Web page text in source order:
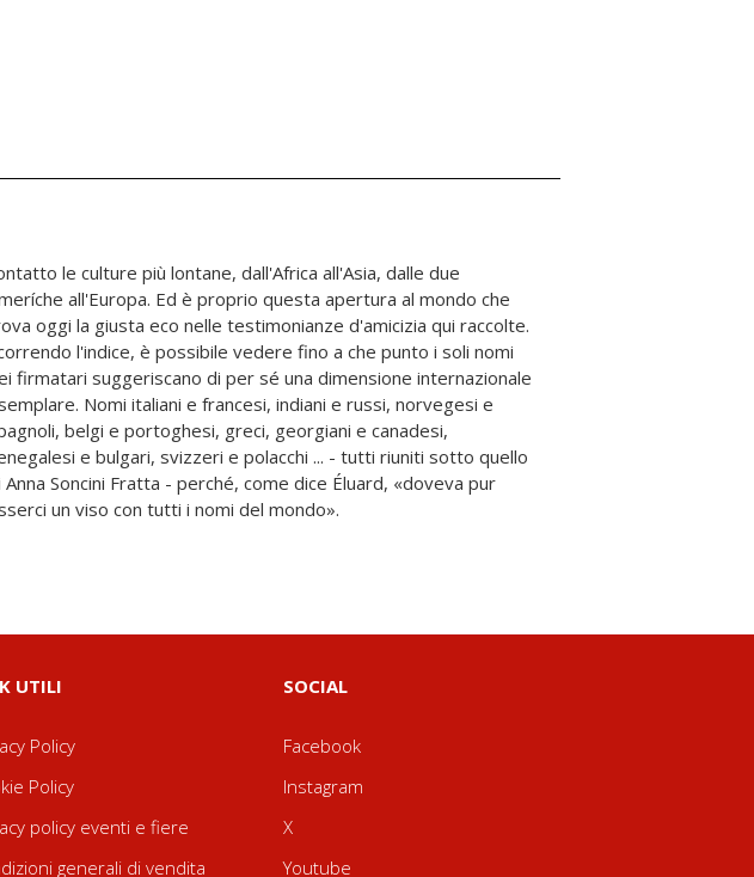
un viso con tutti i nomi del mondo».
UTILI
Policy
Policy
policy eventi e fiere
generali di vendita
SOCIAL
Facebook
Instagram
X
Youtube